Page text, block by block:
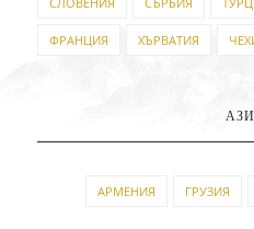
ФРАНЦИЯ ХЪРВАТИЯ
АРМЕНИЯ ГРУЗИЯ